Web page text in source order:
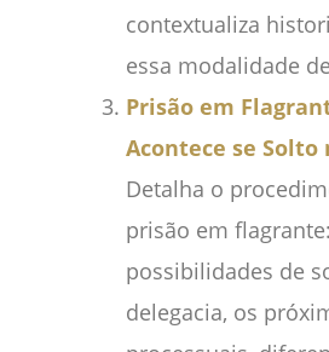
contextualiza
essa modalidade
Prisão em
Acontece se Solto
Detalha o
prisão em flagrante:
possibilidades de
delegacia, os